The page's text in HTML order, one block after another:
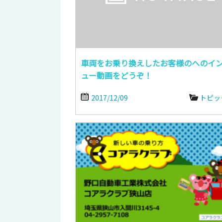
車両をお乗り換えしたお客様のへのイ
ュー動画をどうぞ！
2017/12/09 トピ